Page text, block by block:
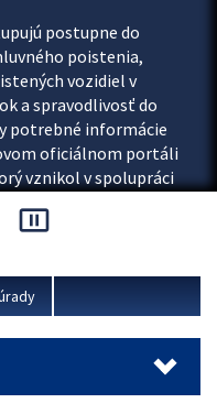
postupne do
poistenia,
vozidiel v
a spravodlivosť do
potrebné informácie
oficiálnom portáli
vznikol v spolupráci
vnútra SR.
pause_presentation